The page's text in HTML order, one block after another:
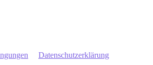
Datenschutzerklärung